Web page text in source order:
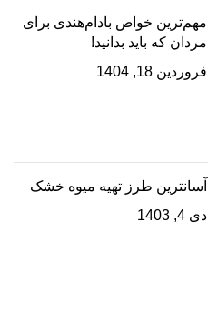
مهم‌ترین خواص بادام‌هندی برای
مردان که باید بدانید!
فروردین 18, 1404
آسانترین طرز تهیه میوه خشک
دی 4, 1403